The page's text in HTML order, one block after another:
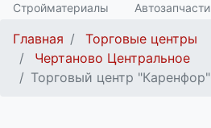
Стройматериалы
Автозапчасти
Главная
Торговые центры
Чертаново Центральное
Торговый центр "Каренфор"